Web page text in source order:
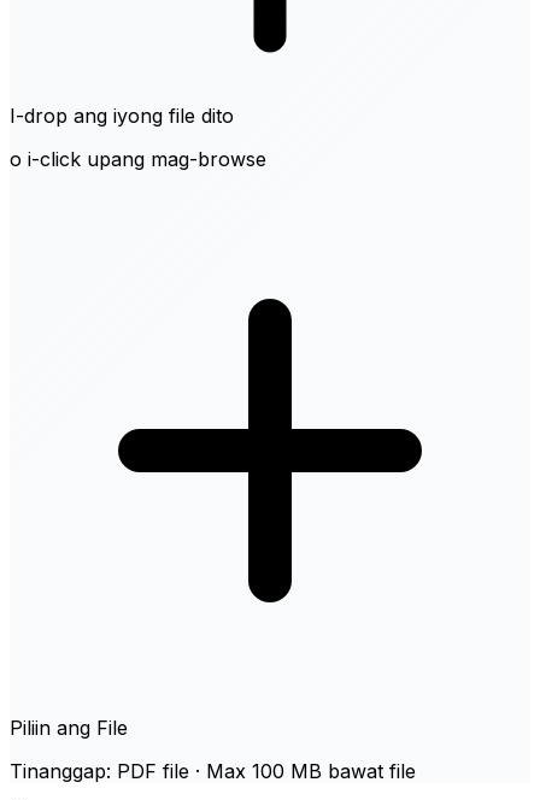
I-drop ang iyong file dito
o i-click upang mag-browse
Piliin ang File
Tinanggap: PDF file · Max 100 MB bawat file